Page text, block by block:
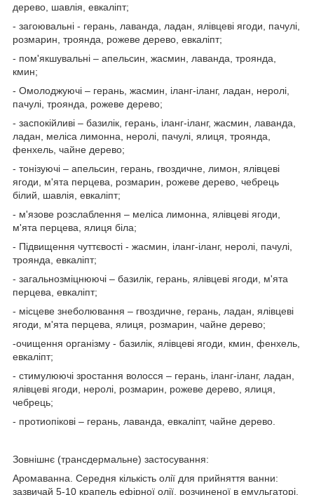
дерево, шавлія, евкаліпт;
- загоювальні - герань, лаванда, ладан, ялівцеві ягоди, пачулі,
розмарин, троянда, рожеве дерево, евкаліпт;
- пом'якшувальні – апельсин, жасмин, лаванда, троянда,
кмин;
- Омолоджуючі – герань, жасмин, іланг-іланг, ладан, неролі,
пачулі, троянда, рожеве дерево;
- заспокійливі – базилік, герань, іланг-іланг, жасмин, лаванда,
ладан, меліса лимонна, неролі, пачулі, ялиця, троянда,
фенхель, чайне дерево;
- тонізуючі – апельсин, герань, гвоздичне, лимон, ялівцеві
ягоди, м'ята перцева, розмарин, рожеве дерево, чебрець
білий, шавлія, евкаліпт;
- м'язове розслаблення – меліса лимонна, ялівцеві ягоди,
м'ята перцева, ялиця біла;
- Підвищення чуттєвості - жасмин, іланг-іланг, неролі, пачулі,
троянда, евкаліпт;
- загальнозміцнюючі – базилік, герань, ялівцеві ягоди, м'ята
перцева, евкаліпт;
- місцеве знеболювання – гвоздичне, герань, ладан, ялівцеві
ягоди, м'ята перцева, ялиця, розмарин, чайне дерево;
-очищення організму - базилік, ялівцеві ягоди, кмин, фенхель,
евкаліпт;
- стимулюючі зростання волосся – герань, іланг-іланг, ладан,
ялівцеві ягоди, неролі, розмарин, рожеве дерево, ялиця,
чебрець;
- протиопікові – герань, лаванда, евкаліпт, чайне дерево.
Зовнішнє (трансдермальне) застосування:
Аромаванна. Середня кількість олії для прийняття ванни:
зазвичай 5-10 крапель ефірної олії, розчиненої в емульгаторі,